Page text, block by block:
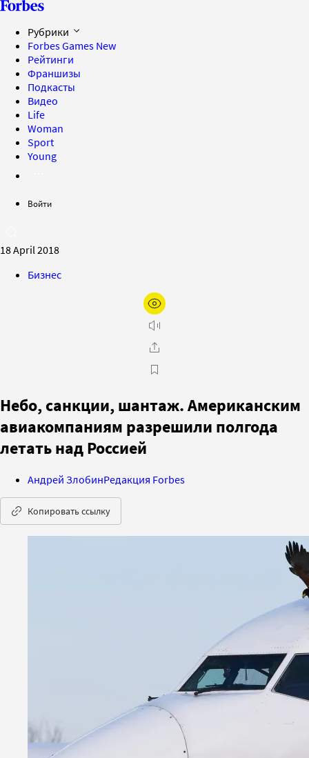
Рубрики
Forbes Games New
Рейтинги
Франшизы
Подкасты
Видео
Life
Woman
Sport
Young
Войти
18 April 2018
Бизнес
Небо, санкции, шантаж. Американским
авиакомпаниям разрешили полгода
летать над Россией
Андрей ЗлобинРедакция Forbes
Копировать ссылку